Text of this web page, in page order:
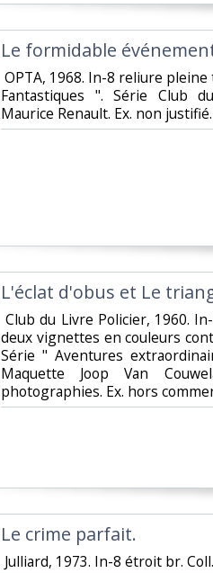
‎Le formidable
OPTA, 1968. In-8 reliure
Fantastiques ". Série Club
Maurice Renault. Ex. non justifié.‎
‎L'éclat d'obus et Le
Club du Livre Policier, 1960.
deux vignettes en couleurs
Série " Aventures
Maquette Joop Van
photographies. Ex. hors
‎Le crime parfait.‎
Julliard, 1973. In-8 étroit br.